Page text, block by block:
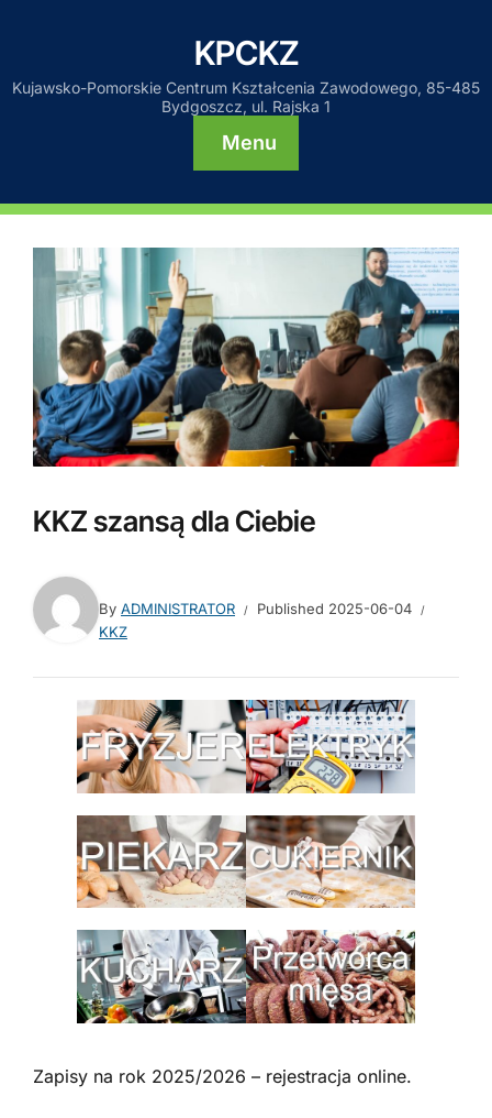
KPCKZ
Kujawsko-Pomorskie Centrum Kształcenia Zawodowego, 85-485
Bydgoszcz, ul. Rajska 1
Menu
KKZ szansą dla Ciebie
By ADMINISTRATOR Published 2025-06-04
KKZ
Zapisy na rok 2025/2026 – rejestracja online.